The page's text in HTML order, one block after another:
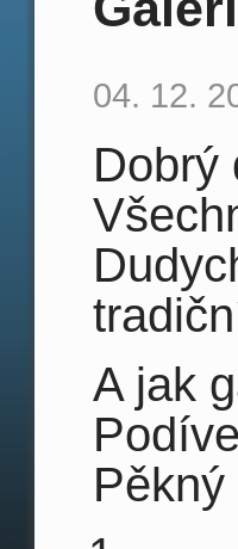
04. 12.
Dobrý
A jak